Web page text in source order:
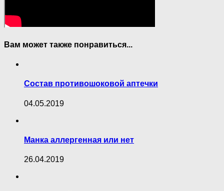
Вам может также понравиться...
Состав противошоковой аптечки
04.05.2019
Манка аллергенная или нет
26.04.2019